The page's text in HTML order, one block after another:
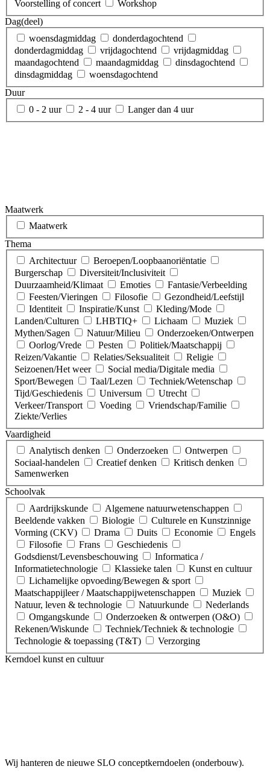
Voorstelling of concert
Workshop
Dag(deel)
woensdagmiddag
donderdagochtend
donderdagmiddag
vrijdagochtend
vrijdagmiddag
maandagochtend
maandagmiddag
dinsdagochtend
dinsdagmiddag
woensdagochtend
Duur
0 - 2 uur
2 - 4 uur Langer dan 4 uur
Maatwerk
Maatwerk
Thema
Architectuur
Beroepen/Loopbaanoriëntatie
Burgerschap
Diversiteit/Inclusiviteit
Duurzaamheid/Klimaat
Emoties
Fantasie/Verbeelding
Feesten/Vieringen
Filosofie
Gezondheid/Leefstijl
Identiteit
Inspiratie/Kunst
Kleding/Mode
Landen/Culturen
LHBTIQ+ Lichaam
Muziek
Mythen/Sagen
Natuur/Milieu
Onderzoeken/Ontwerpen
Oorlog/Vrede
Pesten
Politiek/Maatschappij
Reizen/Vakantie
Relaties/Seksualiteit
Religie
Seizoenen/Het weer
Social media/Digitale media
Sport/Bewegen
Taal/Lezen
Techniek/Wetenschap
Tijd/Geschiedenis
Universum
Utrecht
Verkeer/Transport
Voeding
Vriendschap/Familie
Ziekte/Verlies
Vaardigheid
Analytisch denken
Onderzoeken
Ontwerpen
Sociaal-handelen
Creatief denken
Kritisch denken
Samenwerken
Schoolvak
Aardrijkskunde
Algemene natuurwetenschappen
Beeldende vakken
Biologie
Culturele en Kunstzinnige
Vorming (CKV)
Drama Duits Economie
Engels
Filosofie
Frans
Geschiedenis
Godsdienst/Levensbeschouwing
Informatica /
Informatietechnologie
Klassieke talen
Kunst en cultuur
Lichamelijke opvoeding/Bewegen & sport
Maatschappijleer / Maatschappijwetenschappen
Muziek
Natuur, leven & technologie
Natuurkunde
Nederlands
Omgangskunde
Onderzoeken & ontwerpen (O&O)
Rekenen/Wiskunde
Techniek/Techniek & technologie
Technologie & toepassing (T&T)
Verzorging
Kerndoel kunst en cultuur
Wij hanteren de nieuwe SLO conceptkerndoelen (onderbouw).